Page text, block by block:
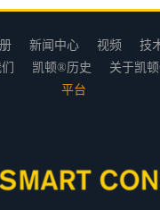
新闻中心 视频
技
凯顿®历史 关于凯
平台